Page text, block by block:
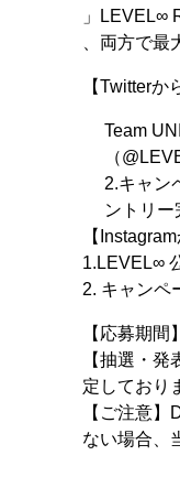
」LEVEL∞
、両方で最
【Twitterか
Team
（
2.キャン
ントリー
【
1.LEVEL∞
2. キャンペ
【応募期
【抽選・
定しており
【ご注意
ない場合、